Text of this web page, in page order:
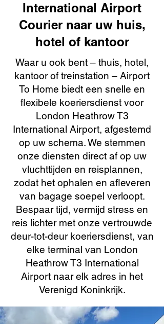
International Airport
Courier naar uw huis,
hotel of kantoor
Waar u ook bent – thuis, hotel,
kantoor of treinstation – Airport
To Home biedt een snelle en
flexibele koeriersdienst voor
London Heathrow T3
International Airport, afgestemd
op uw schema. We stemmen
onze diensten direct af op uw
vluchttijden en reisplannen,
zodat het ophalen en afleveren
van bagage soepel verloopt.
Bespaar tijd, vermijd stress en
reis lichter met onze vertrouwde
deur-tot-deur koeriersdienst, van
elke terminal van London
Heathrow T3 International
Airport naar elk adres in het
Verenigd Koninkrijk.